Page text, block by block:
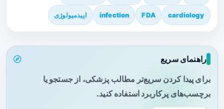
cardiology
FDA
infection اپیدمیولوژی
راهنمای سریع
برای پیدا کردن سریع‌تر مطالب پزشکی، از جستجو یا
برچسب‌های پرکاربرد استفاده کنید.